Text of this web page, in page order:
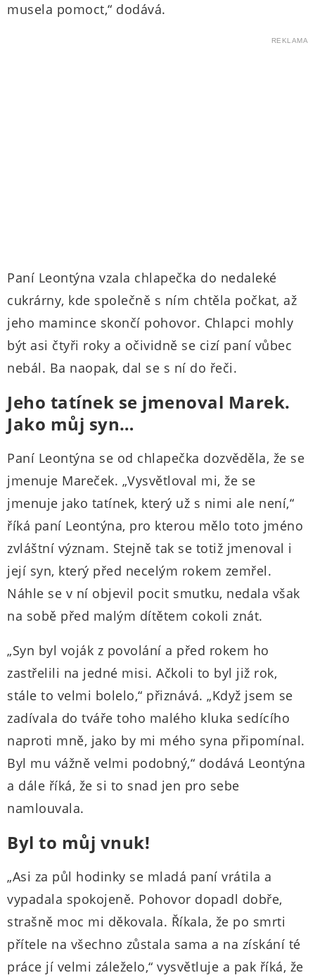
musela pomoct,“ dodává.
REKLAMA
Paní Leontýna vzala chlapečka do nedaleké
cukrárny, kde společně s ním chtěla počkat, až
jeho mamince skončí pohovor. Chlapci mohly
být asi čtyři roky a očividně se cizí paní vůbec
nebál. Ba naopak, dal se s ní do řeči.
Jeho tatínek se jmenoval Marek.
Jako můj syn…
Paní Leontýna se od chlapečka dozvěděla, že se
jmenuje Mareček. „Vysvětloval mi, že se
jmenuje jako tatínek, který už s nimi ale není,“
říká paní Leontýna, pro kterou mělo toto jméno
zvláštní význam. Stejně tak se totiž jmenoval i
její syn, který před necelým rokem zemřel.
Náhle se v ní objevil pocit smutku, nedala však
na sobě před malým dítětem cokoli znát.
„Syn byl voják z povolání a před rokem ho
zastřelili na jedné misi. Ačkoli to byl již rok,
stále to velmi bolelo,“ přiznává. „Když jsem se
zadívala do tváře toho malého kluka sedícího
naproti mně, jako by mi mého syna připomínal.
Byl mu vážně velmi podobný,“ dodává Leontýna
a dále říká, že si to snad jen pro sebe
namlouvala.
Byl to můj vnuk!
„Asi za půl hodinky se mladá paní vrátila a
vypadala spokojeně. Pohovor dopadl dobře,
strašně moc mi děkovala. Říkala, že po smrti
přítele na všechno zůstala sama a na získání té
práce jí velmi záleželo,“ vysvětluje a pak říká, že